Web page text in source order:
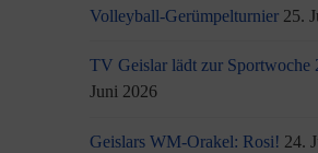
Volleyball-Gerümpelturnier 25.
TV Geislar lädt zur Sportwoche
Juni 2026
Geislars WM-Orakel: Rosi! 24.